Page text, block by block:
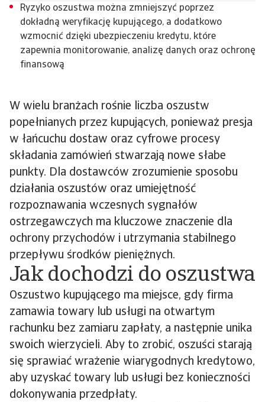
W wielu branżach rośnie liczba oszustw
popełnianych przez kupujących, ponieważ presja
w łańcuchu dostaw oraz cyfrowe procesy
składania zamówień stwarzają nowe słabe
punkty. Dla dostawców zrozumienie sposobu
działania oszustów oraz umiejętność
rozpoznawania wczesnych sygnałów
ostrzegawczych ma kluczowe znaczenie dla
ochrony przychodów i utrzymania stabilnego
przepływu środków pieniężnych.
Jak dochodzi do oszustwa
Oszustwo kupującego ma miejsce, gdy firma
zamawia towary lub usługi na otwartym
rachunku bez zamiaru zapłaty, a następnie unika
swoich wierzycieli. Aby to zrobić, oszuści starają
się sprawiać wrażenie wiarygodnych kredytowo,
aby uzyskać towary lub usługi bez konieczności
dokonywania przedpłaty.
Ryzyko oszustwa można zmniejszyć poprzez
dokładną weryfikację kupującego, a dodatkowo
wzmocnić dzięki ubezpieczeniu kredytu, które
zapewnia monitorowanie, analizę danych oraz ochronę
finansową